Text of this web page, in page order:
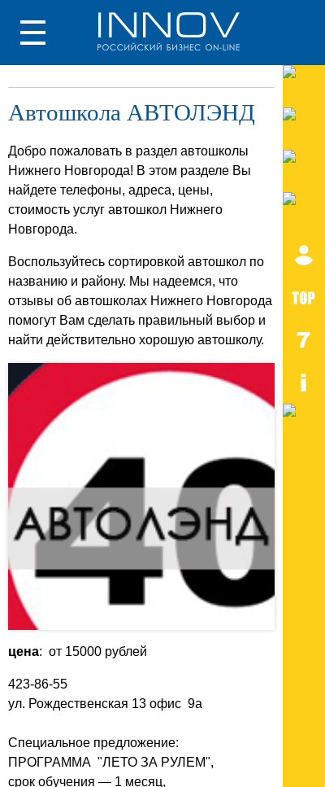
Автошкола АВТОЛЭНД
Добро пожаловать в раздел автошколы
Нижнего Новгорода! В этом разделе Вы
найдете телефоны, адреса, цены,
стоимость услуг автошкол Нижнего
Новгорода.
Воспользуйтесь сортировкой автошкол по
названию и району. Мы надеемся, что
отзывы об автошколах Нижнего Новгорода
помогут Вам сделать правильный выбор и
найти действительно хорошую автошколу.
цена: от 15000 рублей
423-86-55
ул. Рождественская 13 офис 9а
Специальное предложение:
ПРОГРАММА "ЛЕТО ЗА РУЛЕМ",
срок обучения — 1 месяц,